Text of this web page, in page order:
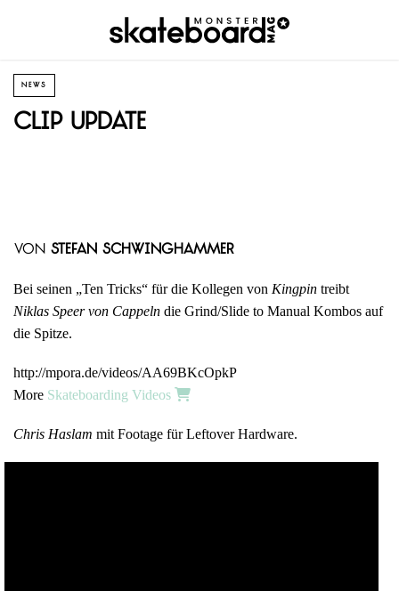
NEWS
Clip Update
von Stefan Schwinghammer
Bei seinen „Ten Tricks“ für die Kollegen von Kingpin treibt
Niklas Speer von Cappeln die Grind/Slide to Manual Kombos auf
die Spitze.
http://mpora.de/videos/AA69BKcOpkP
More Skateboarding Videos
Chris Haslam mit Footage für Leftover Hardware.